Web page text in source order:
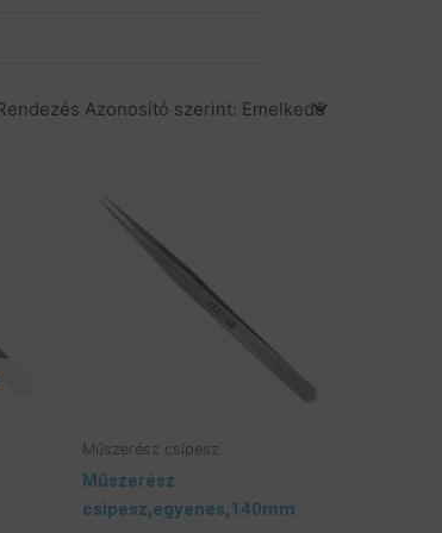
Műszerész csipesz
Műszerész
csipesz,egyenes,140mm